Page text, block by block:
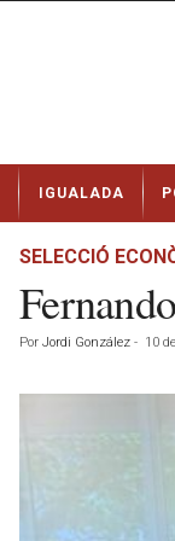
t
IGUALADA
SELECCIÓ
Por Jordi González - 10